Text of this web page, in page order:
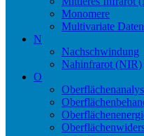
Monomere
Multivariate
N
Nachschwindung
Nahinfrarot (NIR)
O